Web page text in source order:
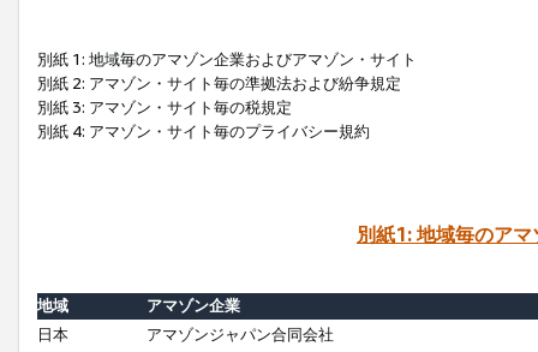
別紙 1: 地域毎のアマゾン企業およびアマゾン・サイト
別紙 2: アマゾン・サイト毎の準拠法および紛争規定
別紙 3: アマゾン・サイト毎の税規定
別紙 4: アマゾン・サイト毎のプライバシー規約
別紙1: 地域毎のア
地域
アマゾン企業
日本
アマゾンジャパン合同会社